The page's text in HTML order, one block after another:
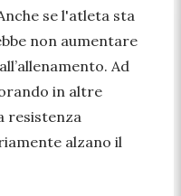
se l'atleta sta
non aumentare
Ad
in altre
resistenza
alzano il